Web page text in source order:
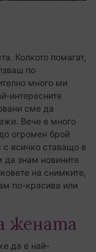
Колкото помагат,
по
много ми
интересните
сме да
Вече е много
огромен брой
всичко ставащо в
да знам новините
на снимките,
по-красива или
жената
да е най-